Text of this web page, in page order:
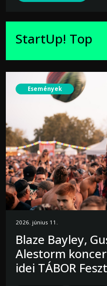
StartUp! Top
Események
2026. június 11.
Blaze Bayley,
Alestorm
idei TÁBOR